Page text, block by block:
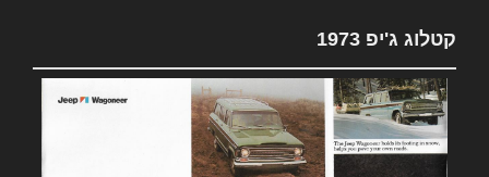
קטלוג ג'יפ 1973